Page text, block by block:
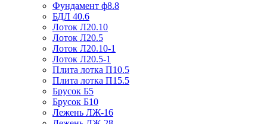
Фундамент ф8.8
БДЛ 40.6
Лоток Л20.10
Лоток Л20.5
Лоток Л20.10-1
Лоток Л20.5-1
Плита лотка П10.5
Плита лотка П15.5
Брусок Б5
Брусок Б10
Лежень ЛЖ-16